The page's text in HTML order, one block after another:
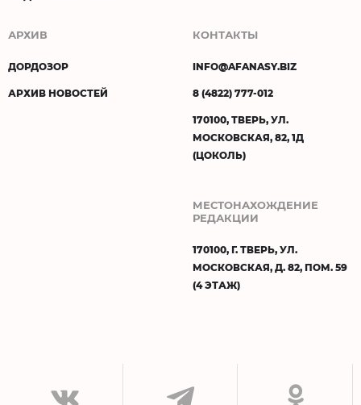
АРХИВ
ДОРДОЗОР
АРХИВ НОВОСТЕЙ
КОНТАКТЫ
INFO@AFANASY.BIZ
8 (4822) 777-012
170100, ТВЕРЬ, УЛ.
МОСКОВСКАЯ, 82, 1Д
(ЦОКОЛЬ)
МЕСТОНАХОЖДЕНИЕ
РЕДАКЦИИ
170100, Г. ТВЕРЬ, УЛ.
МОСКОВСКАЯ, Д. 82, ПОМ. 59
(4 ЭТАЖ)